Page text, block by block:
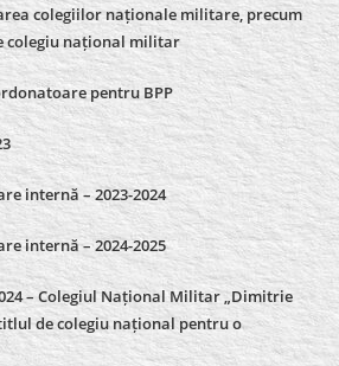
colegiilor naționale militare, precum
colegiu național militar
pentru BPP
internă – 2023-2024
internă –2024-2025
– Colegiul Național Militar „Dimitrie
de colegiu național pentru o